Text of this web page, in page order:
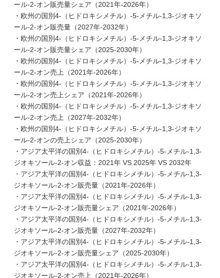
ール-2-オン販売量シェア（2021年-2026年）
・欧州の国別4-（ヒドロキシメチル）-5-メチル-1,3-ジオキソ
ール-2-オン販売量（2027年-2032年）
・欧州の国別4-（ヒドロキシメチル）-5-メチル-1,3-ジオキソ
ール-2-オン販売量シェア（2025-2030年）
・欧州の国別4-（ヒドロキシメチル）-5-メチル-1,3-ジオキソ
ール-2-オン売上（2021年-2026年）
・欧州の国別4-（ヒドロキシメチル）-5-メチル-1,3-ジオキソ
ール-2-オン売上シェア（2021年-2026年）
・欧州の国別4-（ヒドロキシメチル）-5-メチル-1,3-ジオキソ
ール-2-オン売上（2027年-2032年）
・欧州の国別4-（ヒドロキシメチル）-5-メチル-1,3-ジオキソ
ール-2-オンの売上シェア（2025-2030年）
・アジア太平洋の国別4-（ヒドロキシメチル）-5-メチル-1,3-
ジオキソール-2-オン収益：2021年 VS 2025年 VS 2032年
・アジア太平洋の国別4-（ヒドロキシメチル）-5-メチル-1,3-
ジオキソール-2-オン販売量（2021年-2026年）
・アジア太平洋の国別4-（ヒドロキシメチル）-5-メチル-1,3-
ジオキソール-2-オン販売量シェア（2021年-2026年）
・アジア太平洋の国別4-（ヒドロキシメチル）-5-メチル-1,3-
ジオキソール-2-オン販売量（2027年-2032年）
・アジア太平洋の国別4-（ヒドロキシメチル）-5-メチル-1,3-
ジオキソール-2-オン販売量シェア（2025-2030年）
・アジア太平洋の国別4-（ヒドロキシメチル）-5-メチル-1,3-
ジオキソール-2-オン売上（2021年-2026年）